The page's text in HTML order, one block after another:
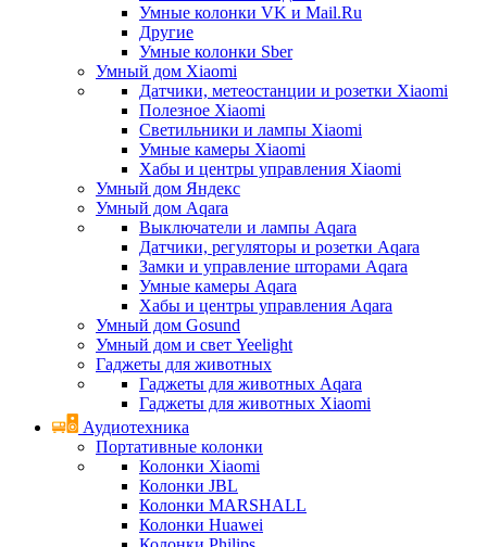
Умные колонки VK и Mail.Ru
Другие
Умные колонки Sber
Умный дом Xiaomi
Датчики, метеостанции и розетки Xiaomi
Полезное Xiaomi
Светильники и лампы Xiaomi
Умные камеры Xiaomi
Хабы и центры управления Xiaomi
Умный дом Яндекс
Умный дом Aqara
Выключатели и лампы Aqara
Датчики, регуляторы и розетки Aqara
Замки и управление шторами Aqara
Умные камеры Aqara
Хабы и центры управления Aqara
Умный дом Gosund
Умный дом и свет Yeelight
Гаджеты для животных
Гаджеты для животных Aqara
Гаджеты для животных Xiaomi
Аудиотехника
Портативные колонки
Колонки Xiaomi
Колонки JBL
Колонки MARSHALL
Колонки Huawei